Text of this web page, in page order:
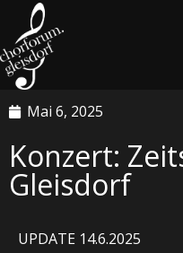
Mai 6, 2025
Konzert:
Gleisdorf
UPDATE 14.6.2025